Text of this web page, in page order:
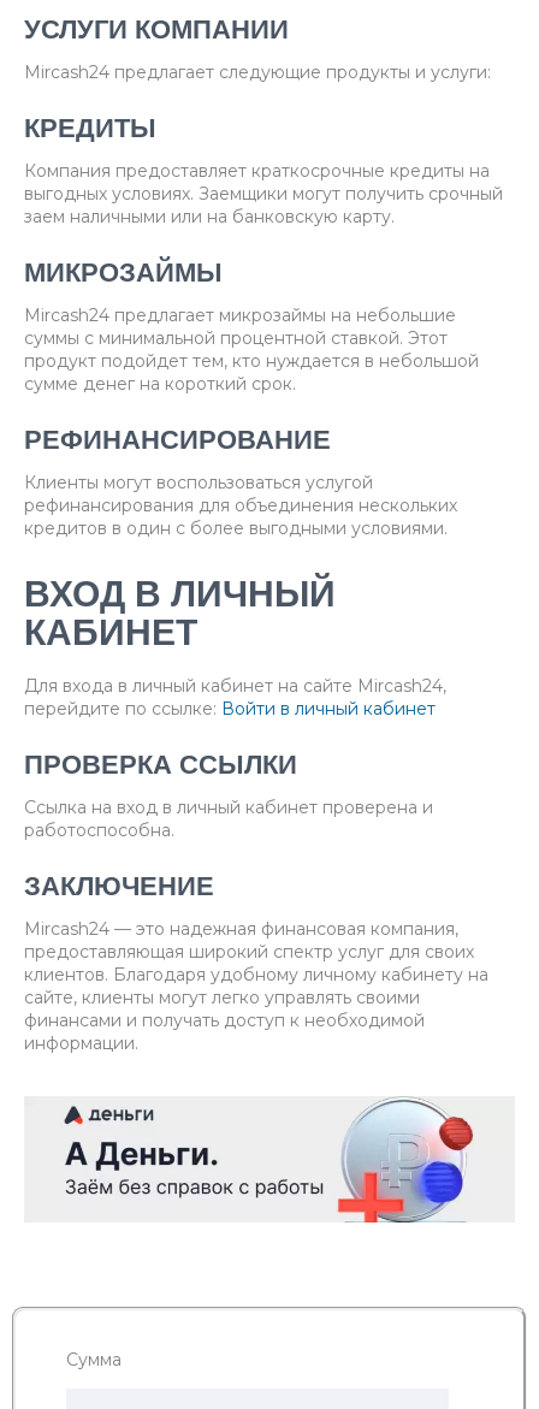
УСЛУГИ КОМПАНИИ
Mircash24 предлагает следующие продукты и услуги:
КРЕДИТЫ
Компания предоставляет краткосрочные кредиты на
выгодных условиях. Заемщики могут получить срочный
заем наличными или на банковскую карту.
МИКРОЗАЙМЫ
Mircash24 предлагает микрозаймы на небольшие
суммы с минимальной процентной ставкой. Этот
продукт подойдет тем, кто нуждается в небольшой
сумме денег на короткий срок.
РЕФИНАНСИРОВАНИЕ
Клиенты могут воспользоваться услугой
рефинансирования для объединения нескольких
кредитов в один с более выгодными условиями.
ВХОД В ЛИЧНЫЙ
КАБИНЕТ
Для входа в личный кабинет на сайте Mircash24,
перейдите по ссылке: Войти в личный кабинет
ПРОВЕРКА ССЫЛКИ
Ссылка на вход в личный кабинет проверена и
работоспособна.
ЗАКЛЮЧЕНИЕ
Mircash24 — это надежная финансовая компания,
предоставляющая широкий спектр услуг для своих
клиентов. Благодаря удобному личному кабинету на
сайте, клиенты могут легко управлять своими
финансами и получать доступ к необходимой
информации.
Сумма